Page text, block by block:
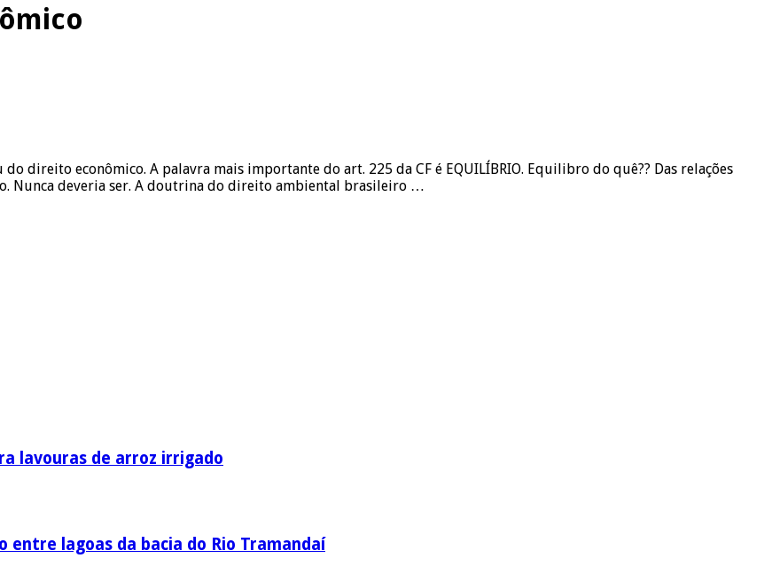
direito econômico. A palavra mais importante do art. 225 da CF é EQUILÍBRIO. Equilibro do quê?? Das relações
Nunca deveria ser. A doutrina do direito ambiental brasileiro …
lavouras de arroz irrigado
lagoas da bacia do Rio Tramandaí